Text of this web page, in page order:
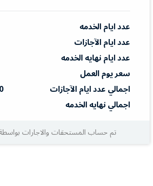
عدد ايام الخدمه
عدد ايام الآجازات
عدد ايام نهايه الخدمه
سعر يوم العمل
اجمالي عدد ايام الآجازات
اجمالي نهايه الخدمه
تم حساب المستحقات والاجارات